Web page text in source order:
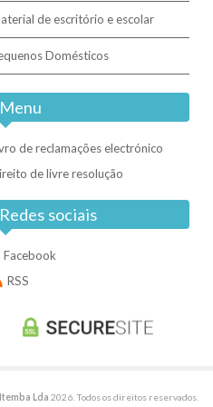
de escritório e escolar
Domésticos
Menu
de reclamações electrónico
de livre resolução
Redes sociais
Facebook
RSS
Itemba Lda 2026. Todos os direitos reservados.